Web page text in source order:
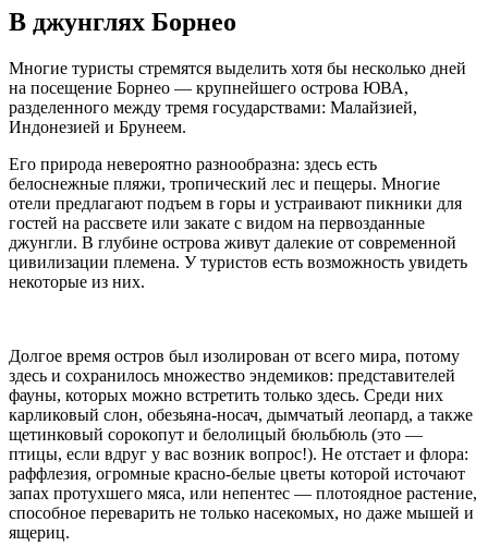
В джунглях Борнео
Многие туристы стремятся выделить хотя бы несколько дней
на посещение Борнео — крупнейшего острова ЮВА,
разделенного между тремя государствами: Малайзией,
Индонезией и Брунеем.
Его природа невероятно разнообразна: здесь есть
белоснежные пляжи, тропический лес и пещеры. Многие
отели предлагают подъем в горы и устраивают пикники для
гостей на рассвете или закате с видом на первозданные
джунгли. В глубине острова живут далекие от современной
цивилизации племена. У туристов есть возможность увидеть
некоторые из них.
Долгое время остров был изолирован от всего мира, потому
здесь и сохранилось множество эндемиков: представителей
фауны, которых можно встретить только здесь. Среди них
карликовый слон, обезьяна-носач, дымчатый леопард, а также
щетинковый сорокопут и белолицый бюльбюль (это —
птицы, если вдруг у вас возник вопрос!). Не отстает и флора:
раффлезия, огромные красно-белые цветы которой источают
запах протухшего мяса, или непентес — плотоядное растение,
способное переварить не только насекомых, но даже мышей и
ящериц.